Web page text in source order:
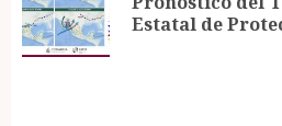
Estatal de